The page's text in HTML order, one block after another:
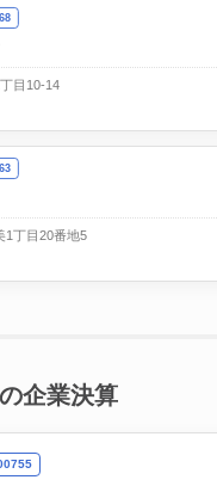
目10-14
1丁目20番地5
企業決算